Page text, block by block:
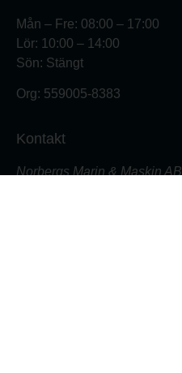
Mån – Fre: 08:00 – 17:00
Lör: 10:00 – 14:00
Sön: Stängt
Org: 559005-8383
Kontakt
Norbergs Marin & Maskin AB